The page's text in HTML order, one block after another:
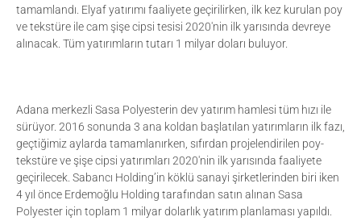
tamamlandı. Elyaf yatırımı faaliyete geçirilirken, ilk kez kurulan poy
ve tekstüre ile cam şişe cipsi tesisi 2020'nin ilk yarısında devreye
alınacak. Tüm yatırımların tutarı 1 milyar doları buluyor.
Adana merkezli Sasa Polyesterin dev yatırım hamlesi tüm hızı ile
sürüyor. 2016 sonunda 3 ana koldan başlatılan yatırımların ilk fazı,
geçtiğimiz aylarda tamamlanırken, sıfırdan projelendirilen poy-
tekstüre ve şişe cipsi yatırımları 2020'nin ilk yarısında faaliyete
geçirilecek. Sabancı Holding’in köklü sanayi şirketlerinden biri iken
4 yıl önce Erdemoğlu Holding tarafından satın alınan Sasa
Polyester için toplam 1 milyar dolarlık yatırım planlaması yapıldı.